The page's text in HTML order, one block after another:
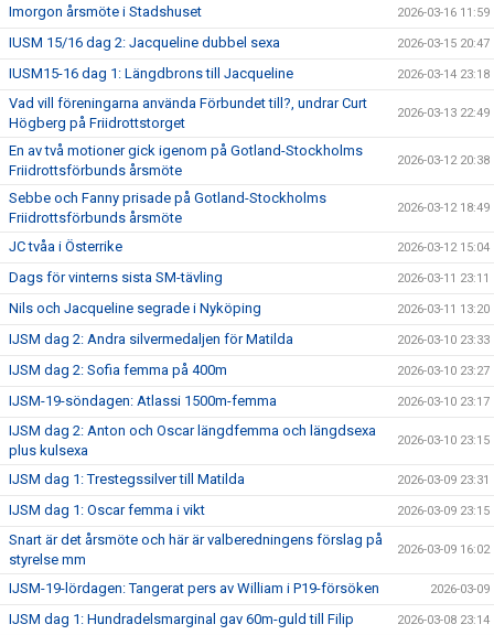
Imorgon årsmöte i Stadshuset 2026-03-16 11:59
IUSM 15/16 dag 2: Jacqueline dubbel sexa 2026-03-15 20:47
IUSM15-16 dag 1: Längdbrons till Jacqueline 2026-03-14 23:18
Vad vill föreningarna använda Förbundet till?, undrar Curt
Högberg på Friidrottstorget
2026-03-13 22:49
En av två motioner gick igenom på Gotland-Stockholms
Friidrottsförbunds årsmöte
2026-03-12 20:38
Sebbe och Fanny prisade på Gotland-Stockholms
Friidrottsförbunds årsmöte
2026-03-12 18:49
JC tvåa i Österrike 2026-03-12 15:04
Dags för vinterns sista SM-tävling 2026-03-11 23:11
Nils och Jacqueline segrade i Nyköping 2026-03-11 13:20
IJSM dag 2: Andra silvermedaljen för Matilda 2026-03-10 23:33
IJSM dag 2: Sofia femma på 400m 2026-03-10 23:27
IJSM-19-söndagen: Atlassi 1500m-femma 2026-03-10 23:17
IJSM dag 2: Anton och Oscar längdfemma och längdsexa
plus kulsexa
2026-03-10 23:15
IJSM dag 1: Trestegssilver till Matilda 2026-03-09 23:31
IJSM dag 1: Oscar femma i vikt 2026-03-09 23:15
Snart är det årsmöte och här är valberedningens förslag på
styrelse mm
2026-03-09 16:02
IJSM-19-lördagen: Tangerat pers av William i P19-försöken 2026-03-09
IJSM dag 1: Hundradelsmarginal gav 60m-guld till Filip 2026-03-08 23:14